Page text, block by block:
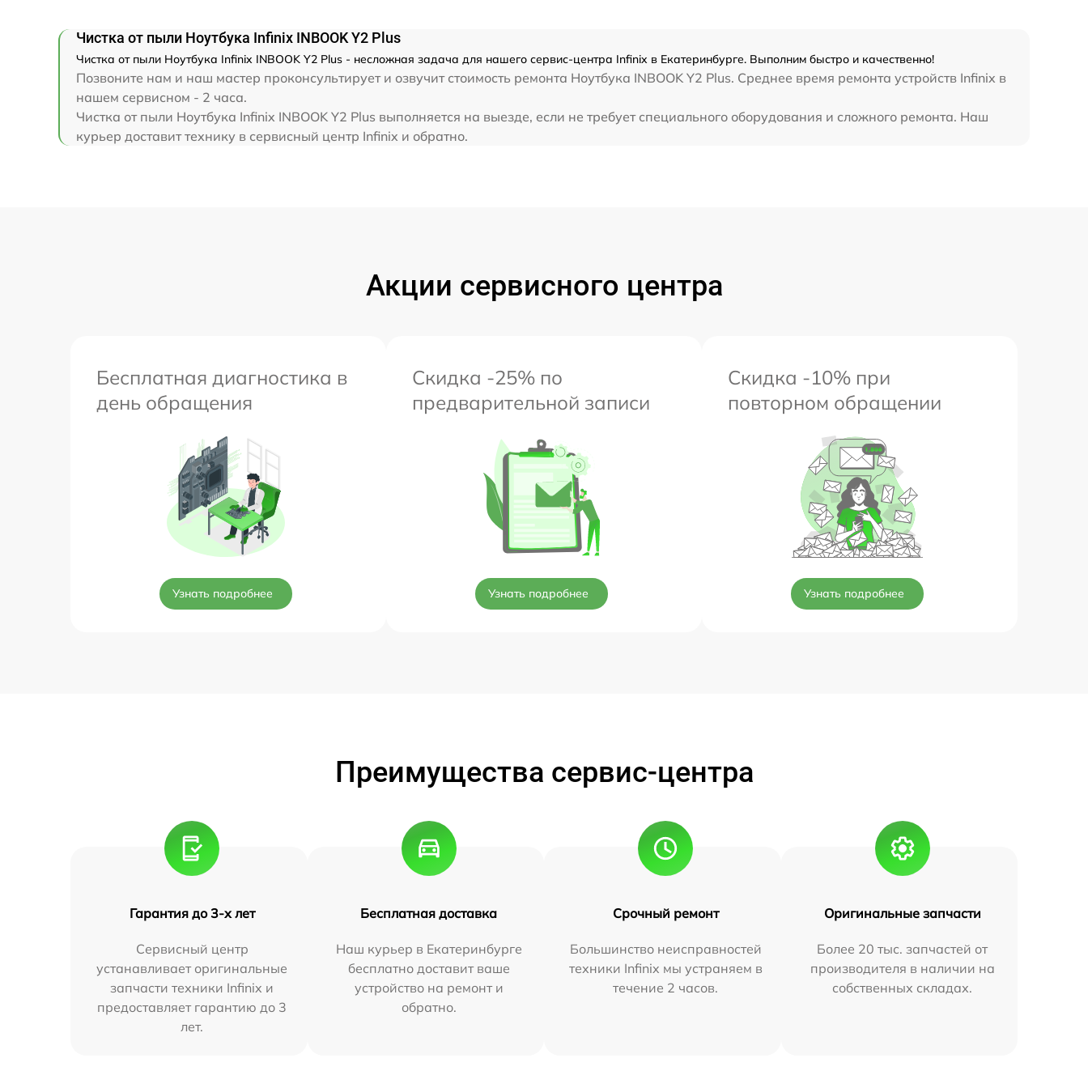
Замена корпуса
Замена тачпада
Увеличение оперативной памяти
Чистка от пыли Ноутбука Infinix INBOOK Y2 Plus
Чистка от пыли Ноутбука Infinix INBOOK Y2 Plus - несложная задача для нашего сервис-центра Infinix в Екатеринбурге. Выполним быстро и качественно!
Позвоните нам и наш мастер проконсультирует и озвучит стоимость ремонта Ноутбука INBOOK Y2 Plus. Среднее время ремонта устройств Infinix в
нашем сервисном - 2 часа.
Чистка от пыли Ноутбука Infinix INBOOK Y2 Plus выполняется на выезде, если не требует специального оборудования и сложного ремонта. Наш
курьер доставит технику в сервисный центр Infinix и обратно.
Акции сервисного центра
Бесплатная диагностика в
день обращения
Узнать подробнее
Скидка -25% по
предварительной записи
Узнать подробнее
Скидка -10% при
повторном обращении
Узнать подробнее
Преимущества сервис-центра
Гарантия до 3-х лет
Сервисный центр
устанавливает оригинальные
запчасти техники Infinix и
предоставляет гарантию до 3
лет.
Бесплатная доставка
Наш курьер в Екатеринбурге
бесплатно доставит ваше
устройство на ремонт и
обратно.
Срочный ремонт
Большинство неисправностей
техники Infinix мы устраняем в
течение 2 часов.
Оригинальные запчасти
Более 20 тыс. запчастей от
производителя в наличии на
собственных складах.